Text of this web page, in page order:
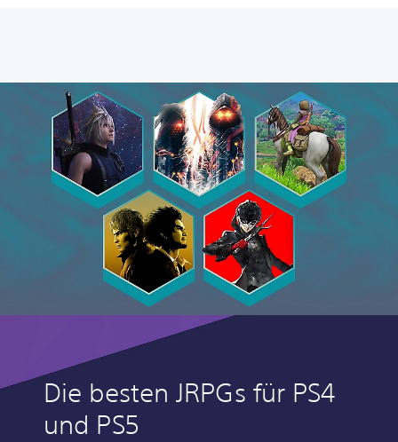
Die besten JRPGs für PS4
und PS5